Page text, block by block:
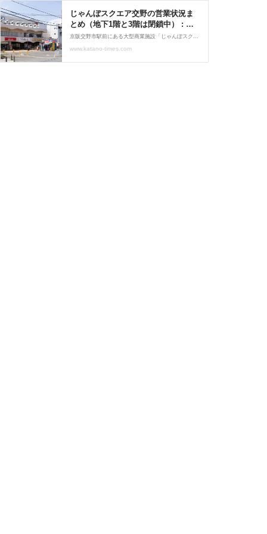
じゃんぼスクエア交野の営業状況ま
とめ（地下1階と3階は閉鎖中） : 交
野タイムズ
京阪交野市駅前にある大型商業施設「じゃんぼスクエア交野」。2024年に入ってからお店の閉店などが相次いでいます。そこで店舗の営業状況を分かる範囲でまとめました。★地下1階（閉鎖中）・イズミヤ交野店（1月14日に閉店）・ヤオシュウ（1月14日に閉店後、枚方市に移転）・
www.katano-times.com